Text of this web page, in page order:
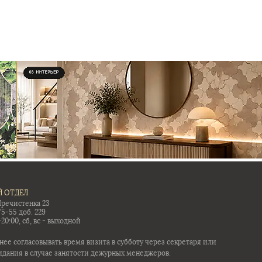
ОТДЕЛ
23
55 доб. 229
сб, вс - выходной
согласовывать время визита в субботу через секретаря или
в случае занятости дежурных менеджеров.